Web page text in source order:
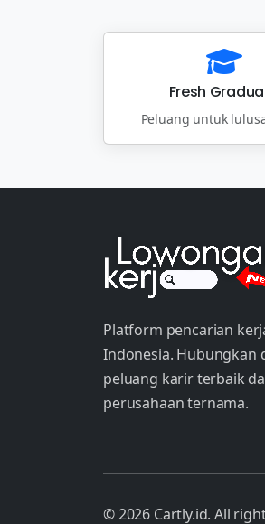
Fresh
Peluang untuk
Platform pencarian
Indonesia. Hubungkan
peluang karir terbaik
perusahaan ternama.
© 2026 Cartly.id. All